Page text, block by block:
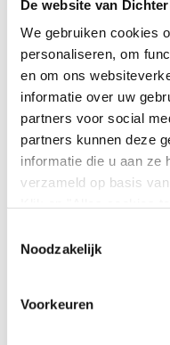
De website van
We gebruiken cookies
personaliseren, om
en om ons
informatie over uw
partners voor social
partners kunnen deze
informatie die u aan ze
verzameld op basis
Op onzeprivacypagina
cookies en via de
onze website kan je je
wijzigen.
Noodzakelijk
Voorkeuren
Omgeving
Met
Aantal plaatsen
per woning
3 + 1
Totaal aantal
plaatsen
4
Interesse? Laat je